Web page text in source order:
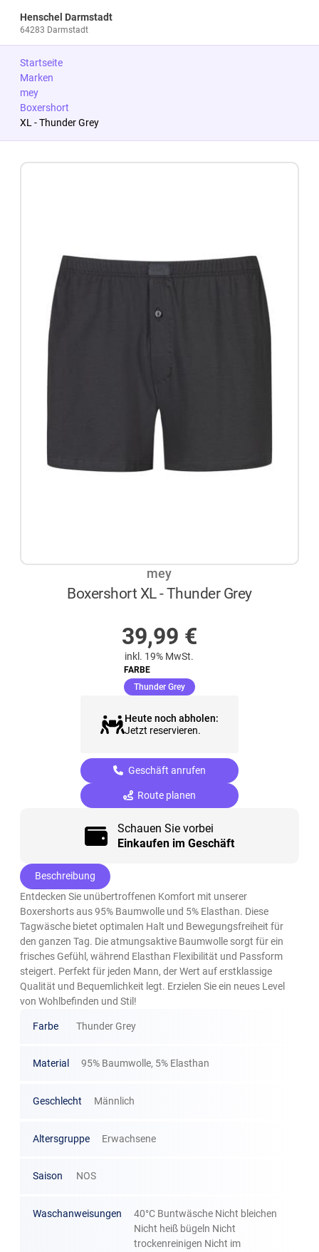
Henschel Darmstadt
64283 Darmstadt
Startseite
Marken
mey
Boxershort
XL - Thunder Grey
mey
Boxershort XL - Thunder Grey
39,99 €
inkl. 19% MwSt.
FARBE
Thunder Grey(ausgewählt)
Heute noch abholen:
Jetzt reservieren.
Geschäft anrufen
Route planen
Schauen Sie vorbei
Einkaufen im Geschäft
Beschreibung
Entdecken Sie unübertroffenen Komfort mit unserer
Boxershorts aus 95% Baumwolle und 5% Elasthan. Diese
Tagwäsche bietet optimalen Halt und Bewegungsfreiheit für
den ganzen Tag. Die atmungsaktive Baumwolle sorgt für ein
frisches Gefühl, während Elasthan Flexibilität und Passform
steigert. Perfekt für jeden Mann, der Wert auf erstklassige
Qualität und Bequemlichkeit legt. Erzielen Sie ein neues Level
von Wohlbefinden und Stil!
Farbe Thunder Grey
Material 95% Baumwolle, 5% Elasthan
Geschlecht Männlich
Altersgruppe Erwachsene
Saison NOS
Waschanweisungen
40°C Buntwäsche Nicht bleichen
Nicht heiß bügeln Nicht
trockenreinigen Nicht im